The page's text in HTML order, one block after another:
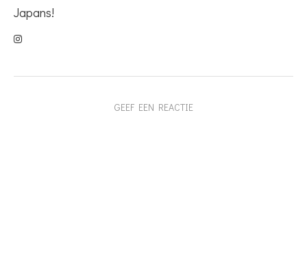
Japans!
GEEF EEN REACTIE